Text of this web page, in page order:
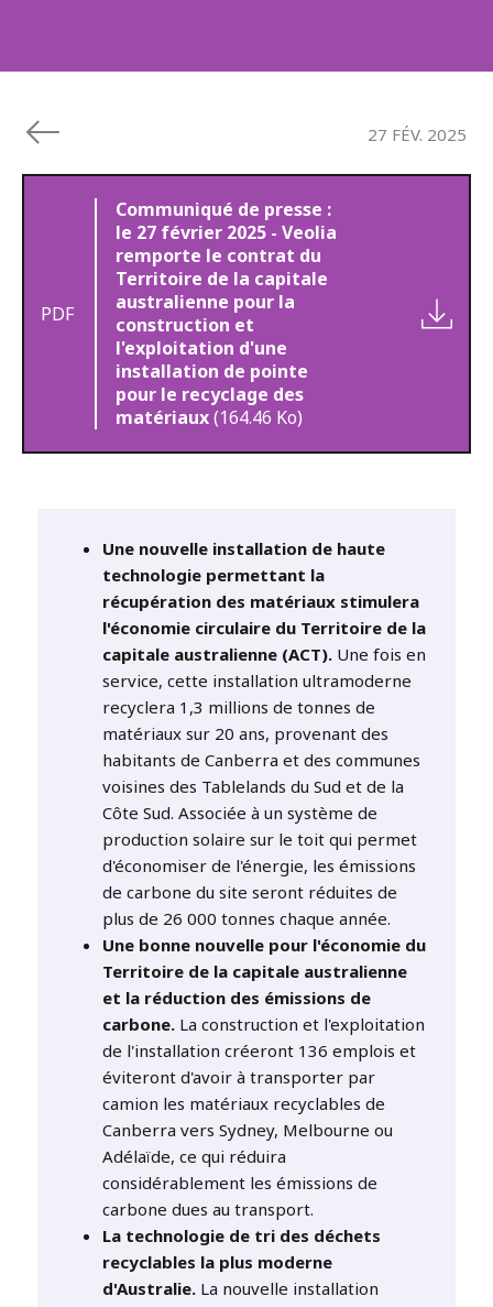
27 FÉV. 2025
PDF
Communiqué de presse :
le 27 février 2025 - Veolia
remporte le contrat du
Territoire de la capitale
australienne pour la
construction et
l'exploitation d'une
installation de pointe
pour le recyclage des
matériaux(164.46 Ko)
Une nouvelle installation de haute
technologie permettant la
récupération des matériaux stimulera
l'économie circulaire du Territoire de la
capitale australienne (ACT). Une fois en
service, cette installation ultramoderne
recyclera 1,3 millions de tonnes de
matériaux sur 20 ans, provenant des
habitants de Canberra et des communes
voisines des Tablelands du Sud et de la
Côte Sud. Associée à un système de
production solaire sur le toit qui permet
d'économiser de l'énergie, les émissions
de carbone du site seront réduites de
plus de 26 000 tonnes chaque année.
Une bonne nouvelle pour l'économie du
Territoire de la capitale australienne
et la réduction des émissions de
carbone. La construction et l'exploitation
de l'installation créeront 136 emplois et
éviteront d'avoir à transporter par
camion les matériaux recyclables de
Canberra vers Sydney, Melbourne ou
Adélaïde, ce qui réduira
considérablement les émissions de
carbone dues au transport.
La technologie de tri des déchets
recyclables la plus moderne
d'Australie. La nouvelle installation